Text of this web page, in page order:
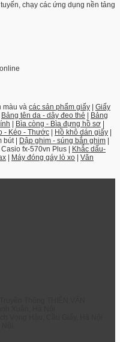
chạy các ứng dụng nền tảng
màu và các sản phẩm giấy
Giấy
Bảng tên da - dây đeo thẻ
Bảng
Bìa còng - Bìa đựng hồ sơ
- Kéo - Thước Hồ khô dán giấy
bút | Dập ghim - súng bắn ghim
Casio fx-570vn Plus |
Khắc dấu-
Máy đóng gáy lò xo
Văn